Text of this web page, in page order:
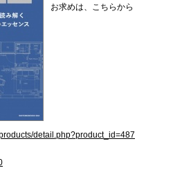
お求めは、こちらから
detail.php?product_id=487